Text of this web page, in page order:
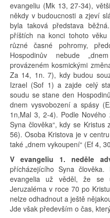
evangeliu (Mk 13, 27-34),
někdy v budoucnosti a zjeví
byla taková představa
příštích na konci tohoto
různé časné pohromy,
Hospodinův nebude
provázeném kosmickými
Za 14, 1n. 7), kdy budou
Izrael (Sof 1) a zajde celý
soudu se stane den
dnem vysvobození a spásy
1n,Mal 3, 2-4). Podle Nového
Syna člověka“, kdy se
56). Osoba Kristova je v
také „dnem vykoupení“ (Ef 4,
V evangeliu 1. neděle
přícházejícího Syna
evangelia už věděl, že se
Jeruzaléma v roce 70 po
nelze odhadnout a ještě
Jde však především o čas,